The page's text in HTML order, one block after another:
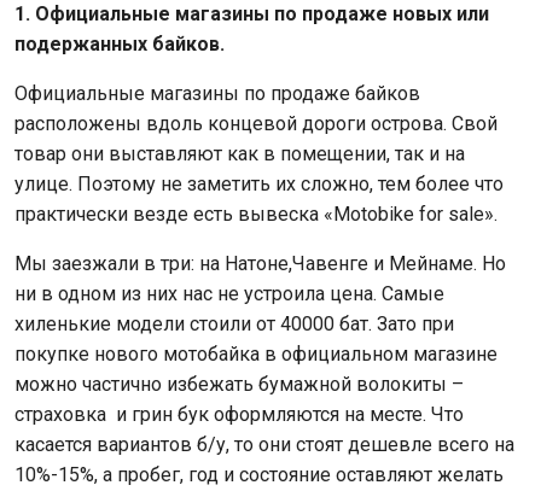
1. Официальные магазины по продаже новых или
подержанных байков.
Официальные магазины по продаже байков
расположены вдоль концевой дороги острова. Свой
товар они выставляют как в помещении, так и на
улице. Поэтому не заметить их сложно, тем более что
практически везде есть вывеска «Motobike for sale».
Мы заезжали в три: на Натоне,Чавенге и Мейнаме. Но
ни в одном из них нас не устроила цена. Самые
хиленькие модели стоили от 40000 бат. Зато при
покупке нового мотобайка в официальном магазине
можно частично избежать бумажной волокиты –
страховка и грин бук оформляются на месте. Что
касается вариантов б/у, то они стоят дешевле всего на
10%-15%, а пробег, год и состояние оставляют желать